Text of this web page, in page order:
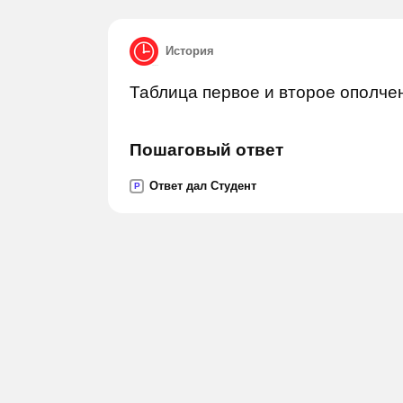
История
Таблица первое и второе
Пошаговый ответ
P Ответ дал Студент